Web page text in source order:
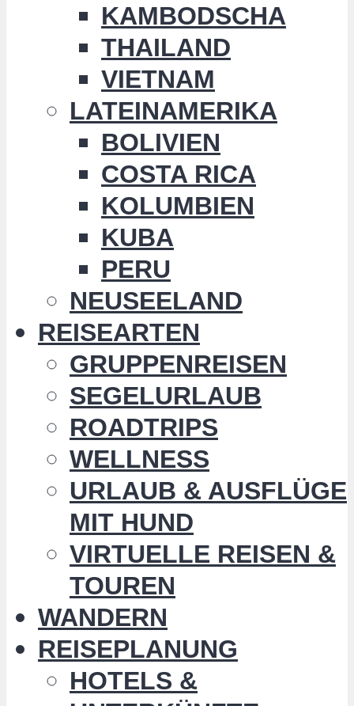
KAMBODSCHA
THAILAND
VIETNAM
LATEINAMERIKA
BOLIVIEN
COSTA RICA
KOLUMBIEN
KUBA
PERU
NEUSEELAND
REISEARTEN
GRUPPENREISEN
SEGELURLAUB
ROADTRIPS
WELLNESS
URLAUB & AUSFLÜGE
MIT HUND
VIRTUELLE REISEN &
TOUREN
WANDERN
REISEPLANUNG
HOTELS &